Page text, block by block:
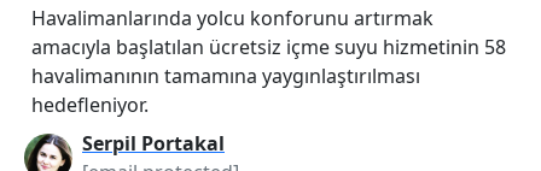
Havalimanlarında yolcu konforunu artırmak
amacıyla başlatılan ücretsiz içme suyu hizmetinin 58
havalimanının tamamına yaygınlaştırılması
hedefleniyor.
Serpil Portakal